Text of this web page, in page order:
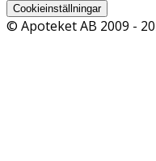
Cookieinställningar
© Apoteket AB 2009 -